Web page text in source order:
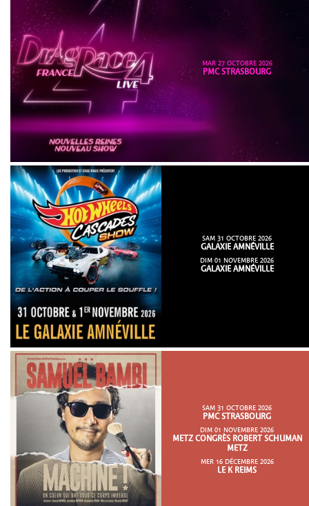
MAR 27 OCTOBRE 2026
PMC STRASBOURG
SAM 31 OCTOBRE 2026
GALAXIE AMNÉVILLE
DIM 01 NOVEMBRE 2026
GALAXIE AMNÉVILLE
SAM 31 OCTOBRE 2026
PMC STRASBOURG
DIM 01 NOVEMBRE 2026
METZ CONGRÈS ROBERT SCHUMAN
METZ
MER 16 DÉCEMBRE 2026
LE K REIMS